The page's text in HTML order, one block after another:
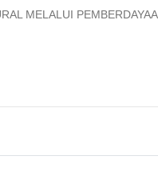
MELALUI